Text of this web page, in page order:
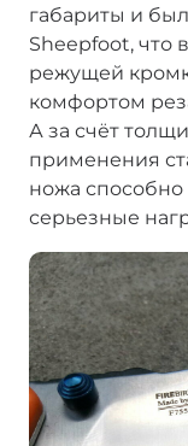
габариты и
Sheepfoot, что
режущей
комфортом
А за счёт
применения
ножа способно
серьезные